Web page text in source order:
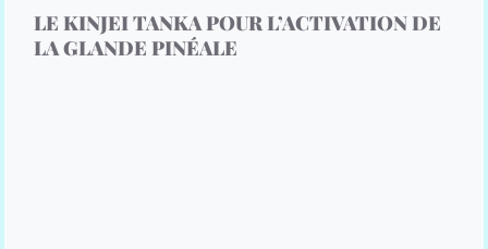
LE KINJEI TANKA POUR L’ACTIVATION DE
LA GLANDE PINÉALE